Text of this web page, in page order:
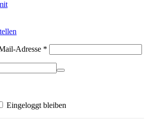
Adresse *
Eingeloggt bleiben